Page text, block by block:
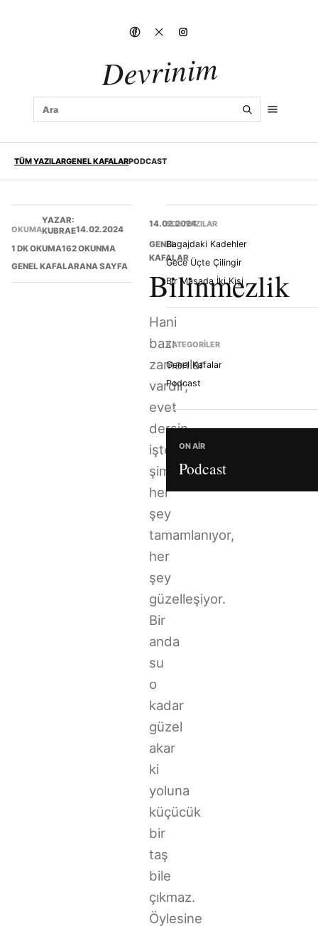
Devrinim
TÜM YAZILARGENEL KAFALARPODCAST
OKUMA
YAZAR:
KUBRAE14.02.2024
1 DK OKUMA162 OKUNMA
GENEL KAFALARANA SAYFA
14.02.2024
GENEL
KAFALAR
Bilinmezlik
Hani
bazı
zamanlar
vardır;
evet
dersin
işte
şimdi
her
şey
tamamlanıyor,
her
şey
güzelleşiyor.
Bir
anda
su
o
kadar
güzel
akar
ki
yoluna
küçücük
bir
taş
bile
çıkmaz.
Öylesine
SON YAZILAR
Bagajdaki Kadehler
Gece Üçte Çilingir
Bir Masada İki Kişi
KATEGORILER
Genel Kafalar
Podcast
ON AIR
Podcast